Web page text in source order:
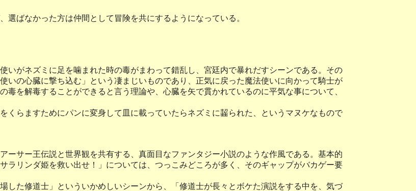
ばなかった方は仲間として冒険を共にするようになっている。
がネズミに足を噛まれた時の毒がまわって錯乱し、宮廷内で暴れだすシーンである。その
いの心臓に撃ち込む」という凄まじいものであり、正気に戻った魔法使いに向かって騎士が
毒を解毒することができると言う理論や、心臓を矢で貫かれているのに平気な事について、
らますためにパンに変身して皿に載っていたらネズミに齧られた、というマヌケなもので
サー王伝説と世界観を共有する、真面目なファンタジー小説のような作風である。基本的
ラリンダ姫を救い出せ！」については、つっこみどころが多く、そのギャップがバカゲー要
た修道士」といういかめしいシーンから、「修道士が長々とボケた演説をする中を、気づ